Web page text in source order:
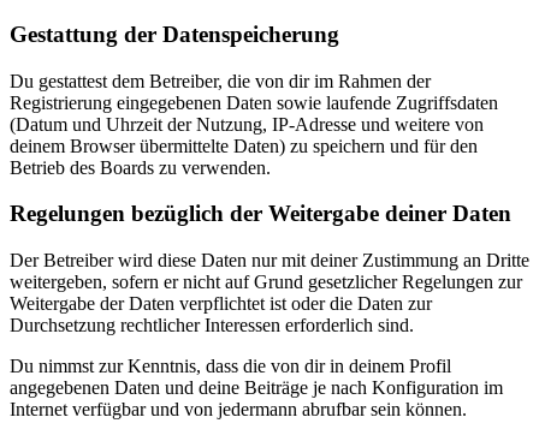
Gestattung der Datenspeicherung
Du gestattest dem Betreiber, die von dir im Rahmen der
Registrierung eingegebenen Daten sowie laufende Zugriffsdaten
(Datum und Uhrzeit der Nutzung, IP-Adresse und weitere von
deinem Browser übermittelte Daten) zu speichern und für den
Betrieb des Boards zu verwenden.
Regelungen bezüglich der Weitergabe deiner Daten
Der Betreiber wird diese Daten nur mit deiner Zustimmung an Dritte
weitergeben, sofern er nicht auf Grund gesetzlicher Regelungen zur
Weitergabe der Daten verpflichtet ist oder die Daten zur
Durchsetzung rechtlicher Interessen erforderlich sind.
Du nimmst zur Kenntnis, dass die von dir in deinem Profil
angegebenen Daten und deine Beiträge je nach Konfiguration im
Internet verfügbar und von jedermann abrufbar sein können.